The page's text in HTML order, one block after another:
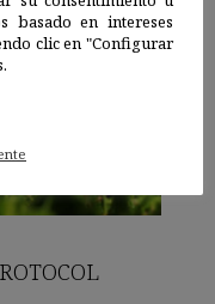
basado en intereses
clic en "Configurar